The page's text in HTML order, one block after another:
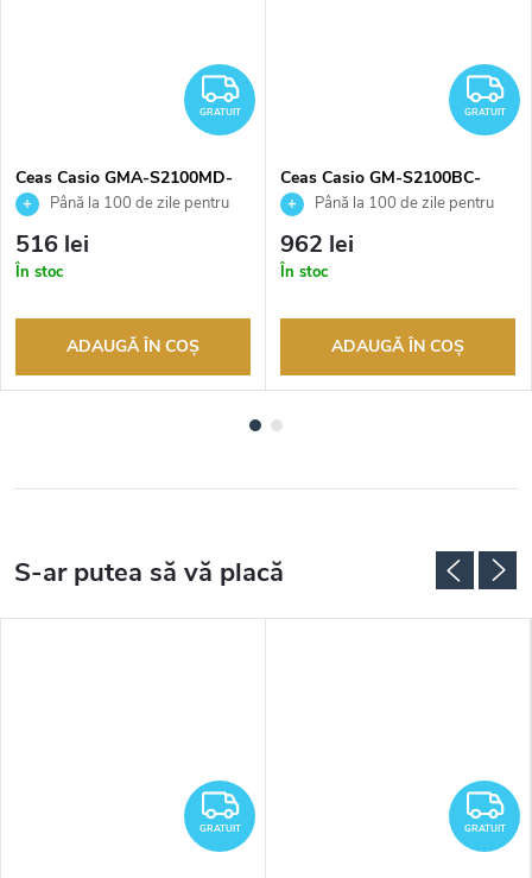
GRATUIT
GRATUIT
Ceas Casio GMA-S2100MD-
7AERPână la 100 de zile pentru
returnarea bunurilor. Vânzător
autorizat
516 lei
În stoc
ADAUGĂ ÎN COŞ
GRATUIT
Ceas Casio GM-S2100BC-
1AERPână la 100 de zile pentru
returnarea bunurilor. Vânzător
autorizat
962 lei
În stoc
ADAUGĂ ÎN COŞ
GRATUIT
GRATUIT GRATUIT